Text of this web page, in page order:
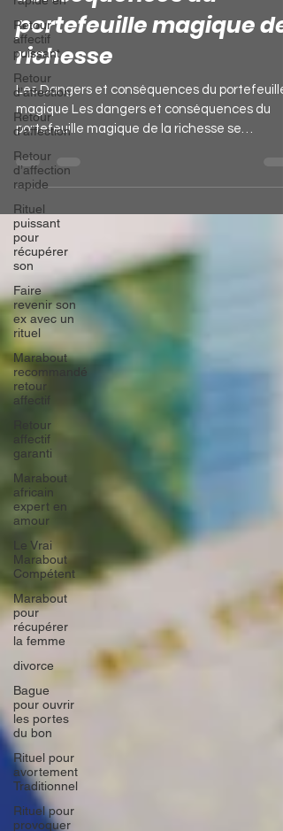
Retour
affectif
puissant
Retour
d’affection
Retour
d’affection
Retour
d’affection
rapide
Rituel
puissant
pour
récupérer
son
Faire
revenir son
ex avec un
rituel
Marabout
recommandé
retour
affectif
Retour
affectif
garanti
Marabout
africain
expert en
amour
Le Vrai
Marabout
Compétent
Marabout
pour
récupérer
la femme
divorce
Bague
pour ouvrir
les portes
du bon
Rituel pour
avortement
Traditionnel
Rituel pour
provoquer
conséquences du
portefeuille magique de
richesse
Les Dangers et conséquences du portefeuille
magique Les dangers et conséquences du
portefeuille magique de la richesse se
révèlent...